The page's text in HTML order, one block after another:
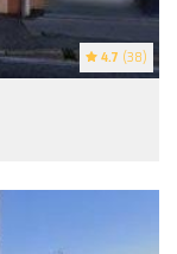
4.7 (38)